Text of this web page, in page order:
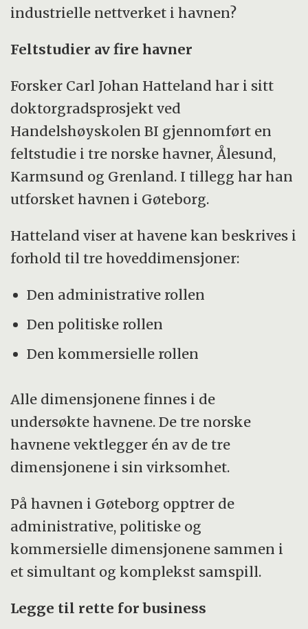
industrielle nettverket i havnen?
Feltstudier av fire havner
Forsker Carl Johan Hatteland har i sitt
doktorgradsprosjekt ved
Handelshøyskolen BI gjennomført en
feltstudie i tre norske havner, Ålesund,
Karmsund og Grenland. I tillegg har han
utforsket havnen i Gøteborg.
Hatteland viser at havene kan beskrives i
forhold til tre hoveddimensjoner:
Den administrative rollen
Den politiske rollen
Den kommersielle rollen
Alle dimensjonene finnes i de
undersøkte havnene. De tre norske
havnene vektlegger én av de tre
dimensjonene i sin virksomhet.
På havnen i Gøteborg opptrer de
administrative, politiske og
kommersielle dimensjonene sammen i
et simultant og komplekst samspill.
Legge til rette for business